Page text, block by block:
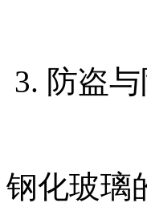
3. 防盗
钢化玻璃